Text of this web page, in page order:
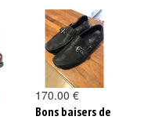
170.00 €
Bons baisers de